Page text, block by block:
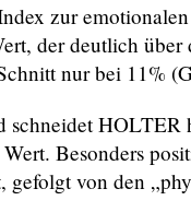
zur
der deutlich
nur bei 11%
Besonders
von den